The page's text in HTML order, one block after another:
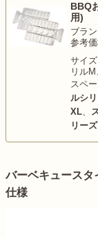
BBQ
用)
ブラ
参考
サイ
リル
スペ
ルシ
XL、
リーズ
バーベキュースタ
仕様